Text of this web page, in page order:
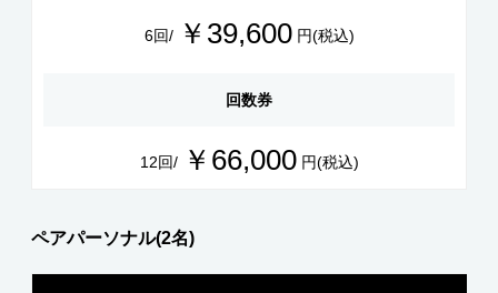
6回/ ￥39,600 円(税込)
回数券
12回/ ￥66,000 円(税込)
ペアパーソナル(2名)